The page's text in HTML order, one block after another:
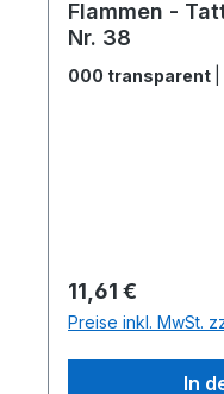
Flammen -
Nr. 38
000 transparent
Regulärer Preis:
11,61 €
Preise inkl. MwSt.
In